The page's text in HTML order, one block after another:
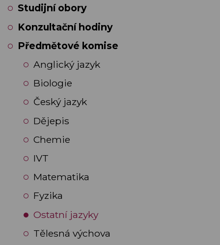
Studijní obory
Konzultační hodiny
Předmětové komise
Anglický jazyk
Biologie
Český jazyk
Dějepis
Chemie
IVT
Matematika
Fyzika
Ostatní jazyky
Tělesná výchova